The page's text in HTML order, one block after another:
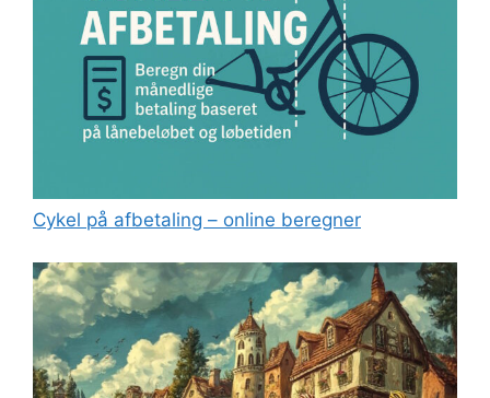
Cykel på afbetaling – online beregner